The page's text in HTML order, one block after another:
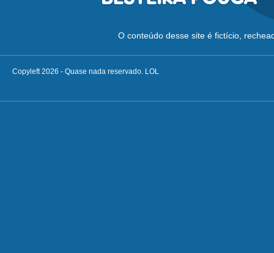
O conteúdo desse site é fictício,
Copyleft 2026 - Quase nada reservado. LOL